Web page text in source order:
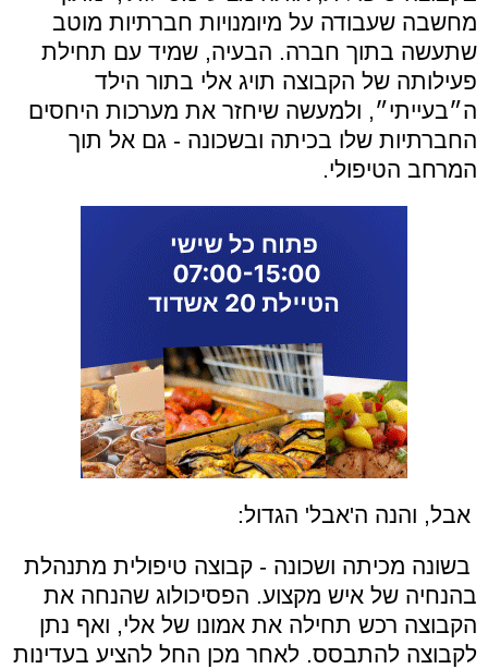
מחשבה שעבודה על מיומנויות חברתיות מוטב
שתעשה בתוך חברה. הבעיה, שמיד עם תחילת
פעילותה של הקבוצה תויג אלי בתור הילד
ה״בעייתי״, ולמעשה שיחזר את מערכות היחסים
החברתיות שלו בכיתה ובשכונה - גם אל תוך
המרחב הטיפולי.
אבל, והנה ה'אבל' הגדול:
בשונה מכיתה ושכונה - קבוצה טיפולית מתנהלת
בהנחיה של איש מקצוע. הפסיכולוג שהנחה את
הקבוצה רכש תחילה את אמונו של אלי, ואף נתן
לקבוצה להתבסס. לאחר מכן החל להציע בעדינות